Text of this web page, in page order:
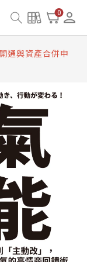
0
通與資產合併申
及資產合併結果